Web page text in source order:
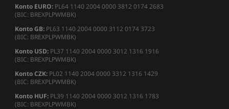
Konto EURO: PL64 1140 2004 0000 3812 0174 2683
(BIC: BREXPLPWMBK)
Konto GB: PL63 1140 2004 0000 3112 0174 3723
(BIC: BREXPLPWMBK)
Konto USD: PL37 1140 2004 0000 3012 1316 1916
(BIC: BREXPLPWMBK)
Konto CZK: PL02 1140 2004 0000 3312 1316 1429
(BIC: BREXPLPWMBK)
Konto HUF: PL39 1140 2004 0000 3012 1316 1783
(BIC: BREXPLPWMBK)